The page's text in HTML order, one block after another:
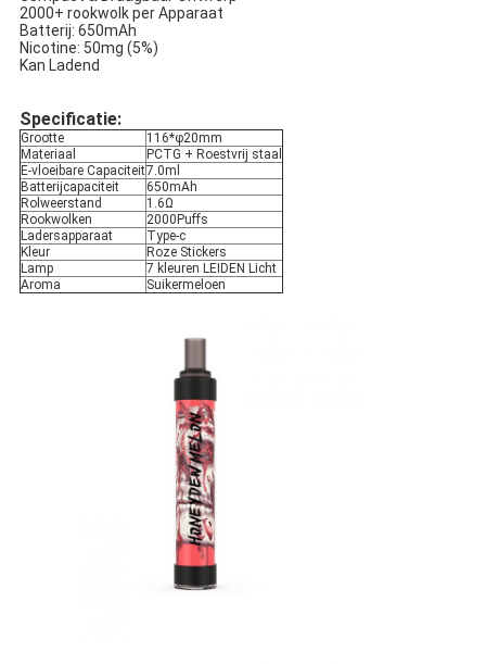
2000+ rookwolk per Apparaat
Batterij: 650mAh
Nicotine: 50mg (5%)
Kan Ladend
Specificatie:
Grootte
116*φ20mm
Materiaal
PCTG + Roestvrij staal
E-vloeibare Capaciteit7.0ml
Batterijcapaciteit
650mAh
Rolweerstand
1.6Ω
Rookwolken
2000Puffs
Ladersapparaat
Type-c
Kleur
Roze Stickers
Lamp
7 kleuren LEIDEN Licht
Aroma
Suikermeloen